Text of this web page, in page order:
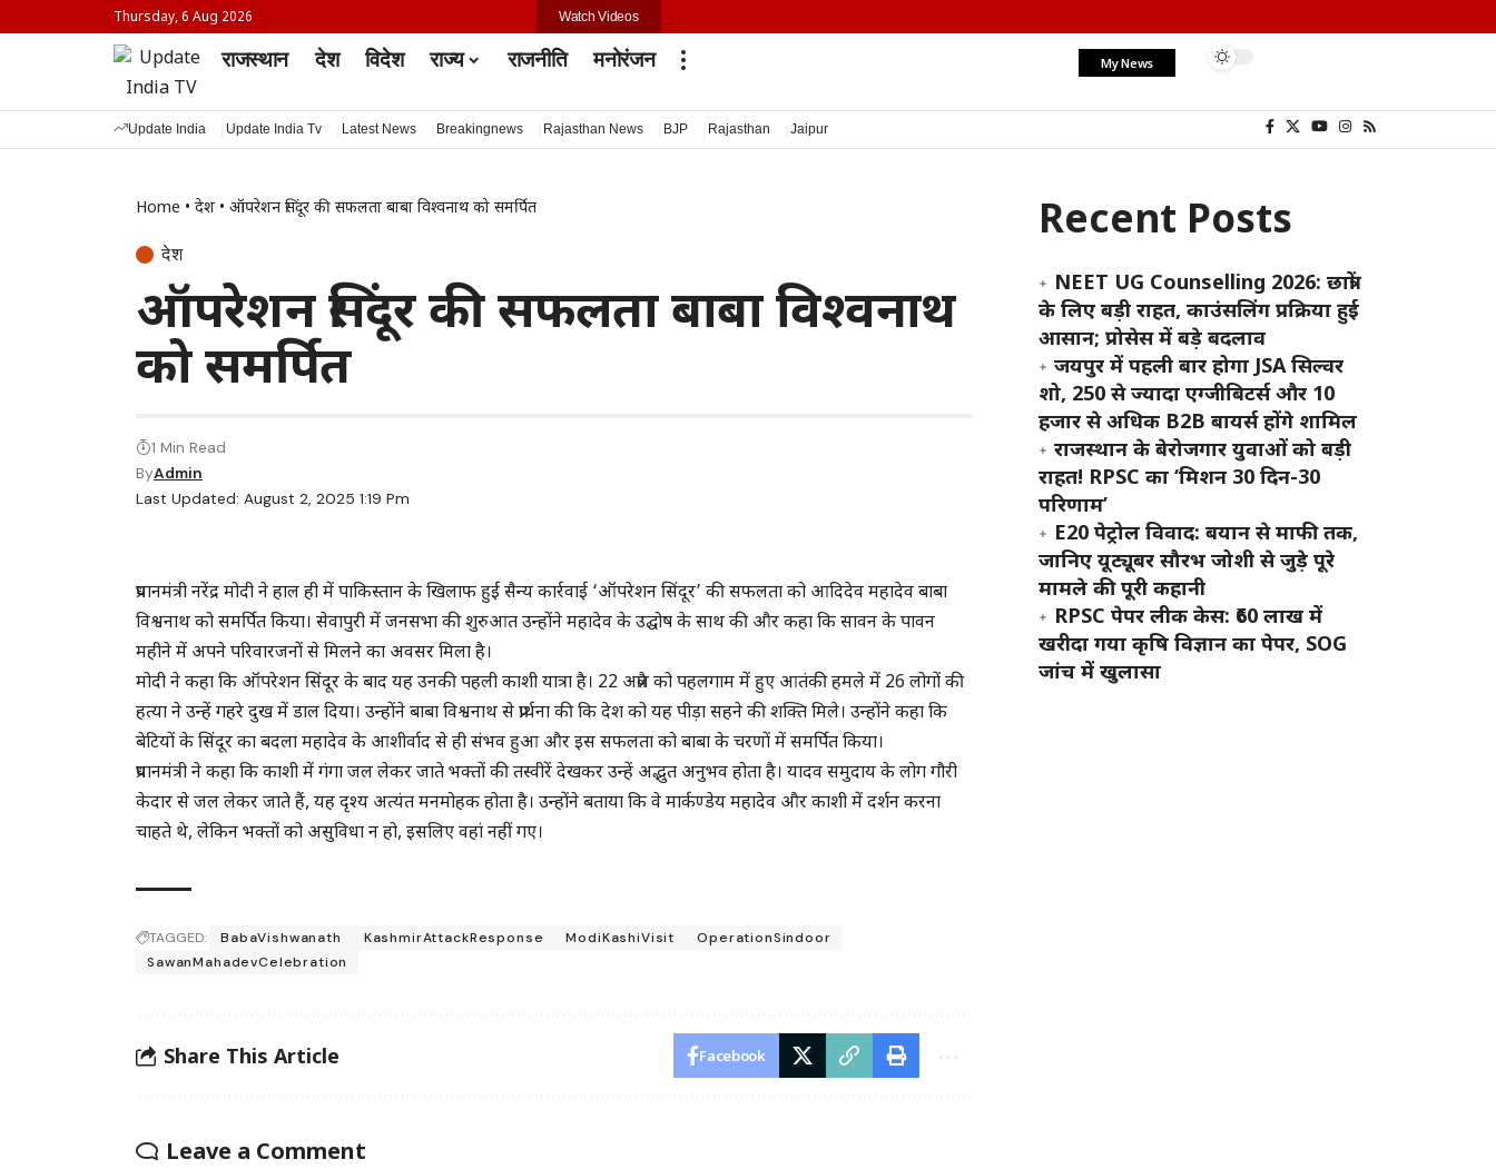
Thursday, 6 Aug 2026 Watch Videos
राजस्थान देश विदेश राज्य राजनीति मनोरंजन My News
Update India Update India Tv Latest News Breakingnews Rajasthan News BJP Rajasthan Jaipur
Home • देश • ऑपरेशन सिंदूर की सफलता बाबा विश्वनाथ को समर्पित
देश
ऑपरेशन सिंदूर की सफलता बाबा विश्वनाथ
को समर्पित
Last Updated: August 2, 2025 1:19 Pm
ByAdmin
1 Min Read
प्रधानमंत्री नरेंद्र मोदी ने हाल ही में पाकिस्तान के खिलाफ हुई सैन्य कार्रवाई ‘ऑपरेशन सिंदूर’ की सफलता को आदिदेव महादेव बाबा
विश्वनाथ को समर्पित किया। सेवापुरी में जनसभा की शुरुआत उन्होंने महादेव के उद्घोष के साथ की और कहा कि सावन के पावन
महीने में अपने परिवारजनों से मिलने का अवसर मिला है।
मोदी ने कहा कि ऑपरेशन सिंदूर के बाद यह उनकी पहली काशी यात्रा है। 22 अप्रैल को पहलगाम में हुए आतंकी हमले में 26 लोगों की
हत्या ने उन्हें गहरे दुख में डाल दिया। उन्होंने बाबा विश्वनाथ से प्रार्थना की कि देश को यह पीड़ा सहने की शक्ति मिले। उन्होंने कहा कि
बेटियों के सिंदूर का बदला महादेव के आशीर्वाद से ही संभव हुआ और इस सफलता को बाबा के चरणों में समर्पित किया।
प्रधानमंत्री ने कहा कि काशी में गंगा जल लेकर जाते भक्तों की तस्वीरें देखकर उन्हें अद्भुत अनुभव होता है। यादव समुदाय के लोग गौरी
केदार से जल लेकर जाते हैं, यह दृश्य अत्यंत मनमोहक होता है। उन्होंने बताया कि वे मार्कण्डेय महादेव और काशी में दर्शन करना
चाहते थे, लेकिन भक्तों को असुविधा न हो, इसलिए वहां नहीं गए।
TAGGED: BabaVishwanath KashmirAttackResponse ModiKashiVisit
OperationSindoor
SawanMahadevCelebration
Share This Article Facebook
Leave a Comment
Recent Posts
NEET UG Counselling 2026: छात्रों
के लिए बड़ी राहत, काउंसलिंग प्रक्रिया हुई
आसान; प्रोसेस में बड़े बदलाव
जयपुर में पहली बार होगा JSA सिल्वर
शो, 250 से ज्यादा एग्जीबिटर्स और 10
हजार से अधिक B2B बायर्स होंगे शामिल
राजस्थान के बेरोजगार युवाओं को बड़ी
राहत! RPSC का ‘मिशन 30 दिन-30
परिणाम’
E20 पेट्रोल विवाद: बयान से माफी तक,
जानिए यूट्यूबर सौरभ जोशी से जुड़े पूरे
मामले की पूरी कहानी
RPSC पेपर लीक केस: ₹60 लाख में
खरीदा गया कृषि विज्ञान का पेपर, SOG
जांच में खुलासा